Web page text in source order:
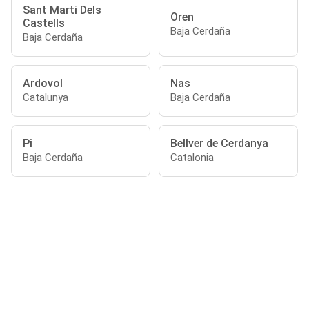
Sant Marti Dels
Castells
Baja Cerdaña
Oren
Baja Cerdaña
Ardovol
Catalunya
Nas
Baja Cerdaña
Pi
Baja Cerdaña
Bellver de Cerdanya
Catalonia